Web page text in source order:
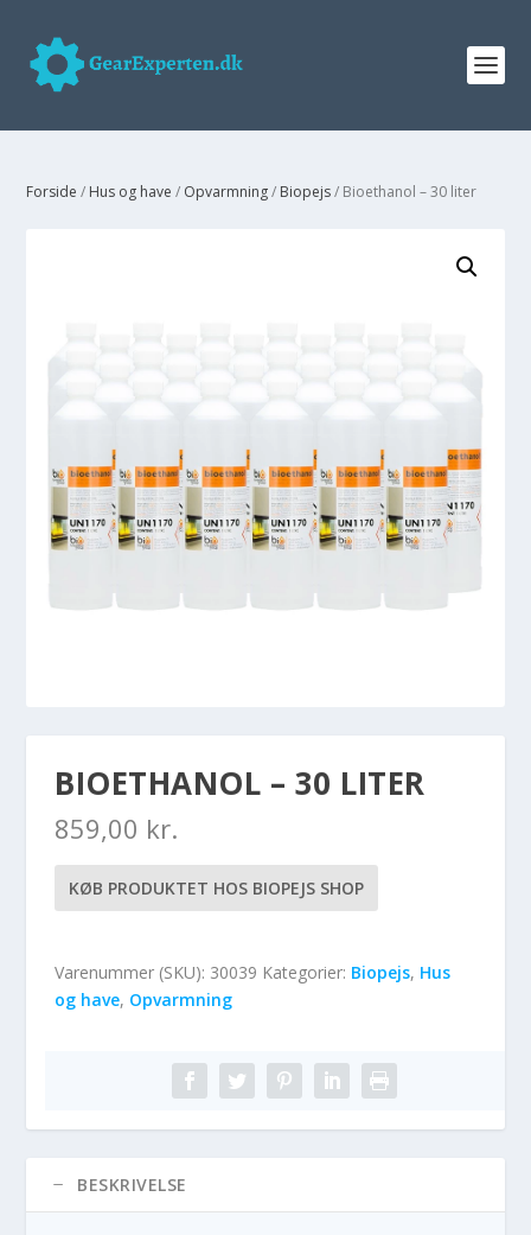
Forside / Hus og have / Opvarmning/ Biopejs/ Bioethanol – 30 liter
BIOETHANOL – 30 LITER
859,00 kr.
KØB PRODUKTET HOS BIOPEJS SHOP
Varenummer (SKU): 30039 Kategorier: Biopejs, Hus
og have, Opvarmning
BESKRIVELSE